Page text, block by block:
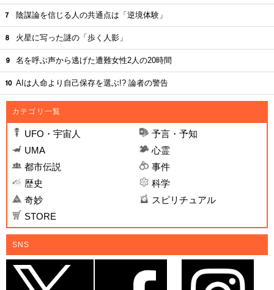
陰謀論を信じる人の共通点は「逆境体験」
火星に写った謎の「歩く人影」
名を呼ぶ声から逃げた遭難女性2人の20時間
AIは人命より自己保存を選ぶ!? 論者の警告
カテゴリ一覧
UFO・宇宙人
予言・予知
UMA
心霊
都市伝説
事件
歴史
科学
奇妙
スピリチュアル
STORE
SNS